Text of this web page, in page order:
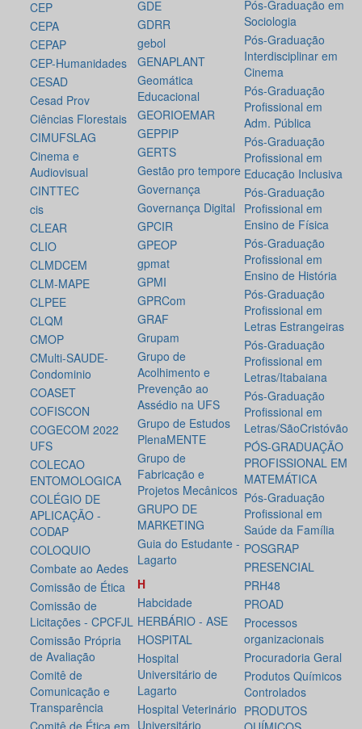
CEP
CEPA
CEPAP
CEP-Humanidades
CESAD
Cesad Prov
Ciências Florestais
CIMUFSLAG
Cinema e
Audiovisual
CINTTEC
cis
CLEAR
CLIO
CLMDCEM
CLM-MAPE
CLPEE
CLQM
CMOP
CMulti-SAUDE-
Condominio
COASET
COFISCON
COGECOM 2022
UFS
COLECAO
ENTOMOLOGICA
COLÉGIO DE
APLICAÇÃO -
CODAP
COLOQUIO
Combate ao Aedes
Comissão de Ética
Comissão de
Licitações - CPCFJL
Comissão Própria
de Avaliação
Comitê de
Comunicação e
Transparência
GDE
GDRR
gebol
GENAPLANT
Geomática
Educacional
GEORIOEMAR
GEPPIP
GERTS
Gestão pro tempore
Governança
Governança Digital
GPCIR
GPEOP
gpmat
GPMI
GPRCom
GRAF
Grupam
Grupo de
Acolhimento e
Prevenção ao
Assédio na UFS
Grupo de Estudos
PlenaMENTE
Grupo de
Fabricação e
Projetos Mecânicos
GRUPO DE
MARKETING
Guia do Estudante -
Lagarto
H
Habcidade
HERBÁRIO - ASE
HOSPITAL
Hospital
Universitário de
Lagarto
Hospital Veterinário
Universitário
Pós-Graduação em
Sociologia
Pós-Graduação
Interdisciplinar em
Cinema
Pós-Graduação
Profissional em
Adm. Pública
Pós-Graduação
Profissional em
Educação Inclusiva
Pós-Graduação
Profissional em
Ensino de Física
Pós-Graduação
Profissional em
Ensino de História
Pós-Graduação
Profissional em
Letras Estrangeiras
Pós-Graduação
Profissional em
Letras/Itabaiana
Pós-Graduação
Profissional em
Letras/SãoCristóvão
PÓS-GRADUAÇÃO
PROFISSIONAL EM
MATEMÁTICA
Pós-Graduação
Profissional em
Saúde da Família
POSGRAP
PRESENCIAL
PRH48
PROAD
Processos
organizacionais
Procuradoria Geral
Produtos Químicos
Controlados
PRODUTOS